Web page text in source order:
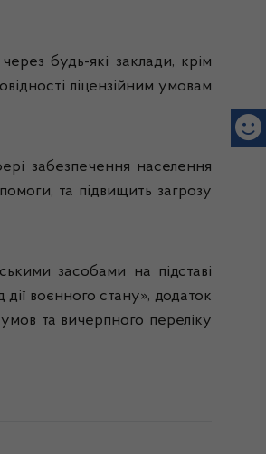
будь-які заклади, крім
ліцензійним умовам
забезпечення населення
та підвищить загрозу
засобами на підставі
воєнного стану», додаток
та вичерпного переліку